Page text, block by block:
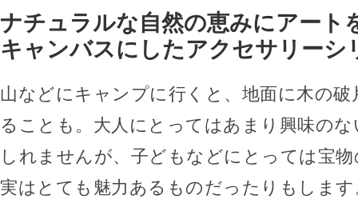
ナチュラルな自然の恵みにアート
キャンバスにしたアクセサリーシ
山などにキャンプに行くと、地面に木の
ることも。大人にとってはあまり興味の
しれませんが、子どもなどにとっては宝
実はとても魅力あるものだったりもしま